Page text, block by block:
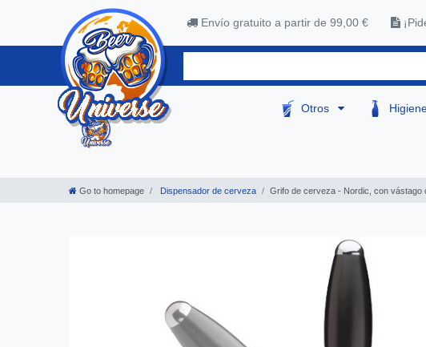
Envío gratuito a partir de 99,00 €
Otros
Go to homepage Dispensador de cerveza Grifo de cerveza - Nordic, con vástago